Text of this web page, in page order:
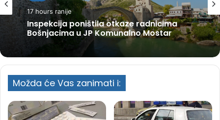
17 hours ranije
Inspekcija poništila otkaze radnicima
Bošnjacima u JP Komunalno Mostar
Možda će Vas zanimati i: